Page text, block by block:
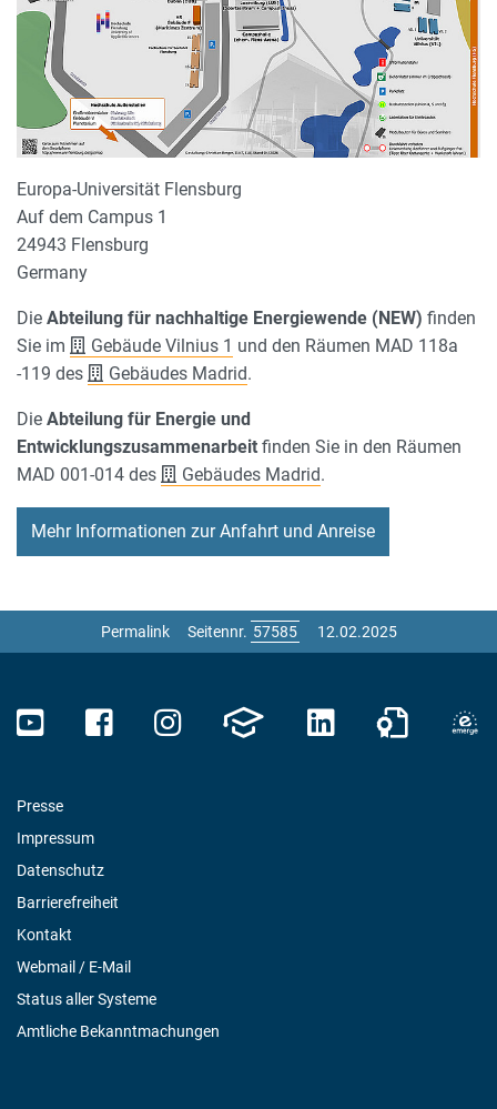
Europa-Universität Flensburg
Auf dem Campus 1
24943 Flensburg
Germany
Die Abteilung für nachhaltige Energiewende (NEW) finden
Sie im
Gebäude Vilnius 1 und den Räumen MAD 118a
-119 des
Gebäudes Madrid.
Die Abteilung für Energie und
Entwicklungszusammenarbeit finden Sie in den Räumen
MAD 001-014 des
Gebäudes Madrid.
Mehr Informationen zur Anfahrt und Anreise
Permalink Seitennr. 12.02.2025
Presse
Impressum
Datenschutz
Barrierefreiheit
Kontakt
Webmail / E-Mail
Status aller Systeme
Amtliche Bekanntmachungen